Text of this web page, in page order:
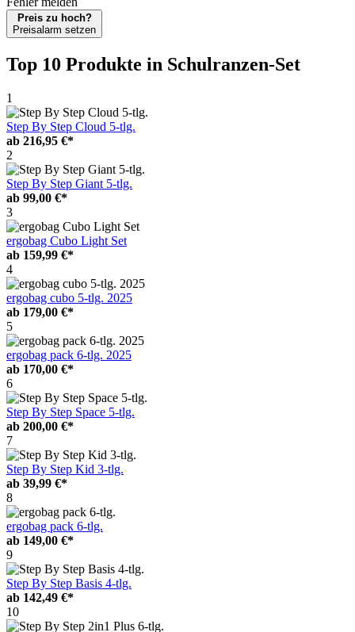
Preis zu hoch?
Preisalarm setzen
Top 10 Produkte in Schulranzen-Set
1
Step By Step Cloud 5-tlg.
ab 216,95 €*
2
Step By Step Giant 5-tlg.
ab 99,00 €*
3
ergobag Cubo Light Set
ab 159,99 €*
4
ergobag cubo 5-tlg. 2025
ab 179,00 €*
5
ergobag pack 6-tlg. 2025
ab 170,00 €*
6
Step By Step Space 5-tlg.
ab 200,00 €*
7
Step By Step Kid 3-tlg.
ab 39,99 €*
8
ergobag pack 6-tlg.
ab 149,00 €*
9
Step By Step Basis 4-tlg.
ab 142,49 €*
10